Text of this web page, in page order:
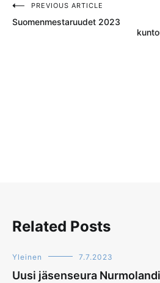
Artikkelien
PREVIOUS ARTICLE
Suomenmestaruudet 2023
Related Posts
Yleinen 7.7.2023
Uusi jäsenseura